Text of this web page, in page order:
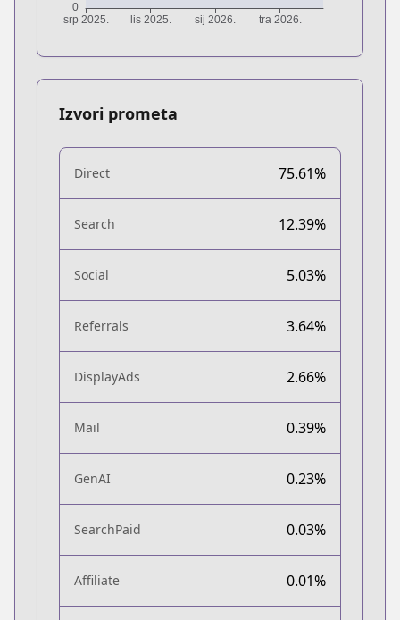
Izvori prometa
Direct 75.61%
Search 12.39%
Social 5.03%
Referrals 3.64%
DisplayAds 2.66%
Mail 0.39%
GenAI 0.23%
SearchPaid 0.03%
Affiliate 0.01%